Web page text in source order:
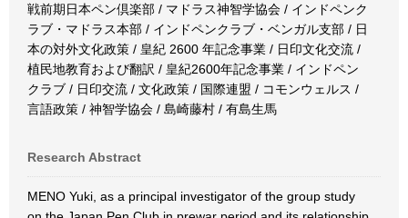
戦前期日本ペン倶楽部 / マドラス神智学協会 / インドペンク
ラブ・マドラス本部 / インドペンクラブ・ベンガル支部 / 日
本の対外文化政策 / 皇紀 2600 年記念事業 / 日印文化交流 /
植民地教育および翻訳 / 皇紀2600年記念事業 / インドペン
クラブ / 日印交流 / 文化政策 / 国際連盟 / コモンウェルス /
言語政策 / 神智学協会 / 島崎藤村 / 有島生馬
Research Abstract
MENO Yuki, as a principal investigator of the group study